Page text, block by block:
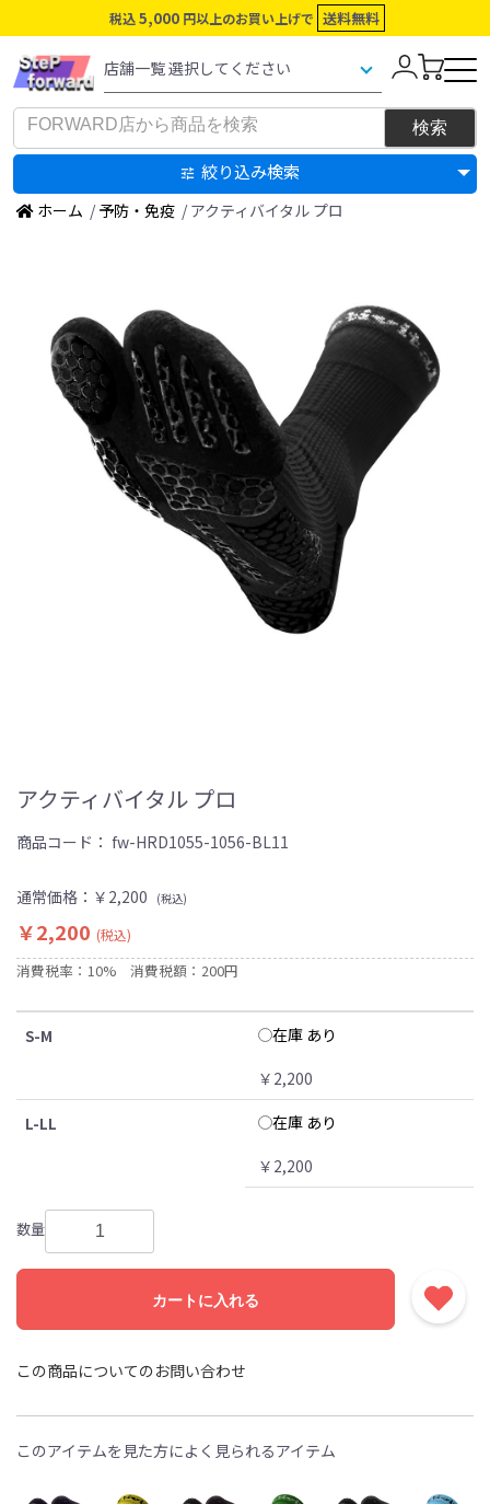
税込 5,000 円以上のお買い上げで 送料無料
絞り込み検索
ホーム / 予防・免疫 / アクティバイタル プロ
アクティバイタル プロ
商品コード： fw-HRD1055-1056-BL11
通常価格： ￥2,200 (税込)
￥2,200 (税込)
消費税率：10% 消費税額：200円
S-M
在庫 あり
￥2,200
L-LL
在庫 あり
￥2,200
数量
カートに入れる
この商品についてのお問い合わせ
このアイテムを見た方によく見られるアイテム